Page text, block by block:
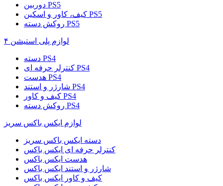
دوربین PS5
کیف، کاور و اسکین PS5
روکش دسته PS5
لوازم پلی استیشن ۴
دسته PS4
کنترلر حرفه ای PS4
هدست PS4
شارژر و استند PS4
کیف و کاور PS4
روکش دسته PS4
لوازم ایکس باکس سریز
دسته ایکس باکس سریز
کنترلر حرفه ای ایکس باکس
هدست ایکس باکس
شارژر و استند ایکس باکس
کیف و کاور ایکس باکس